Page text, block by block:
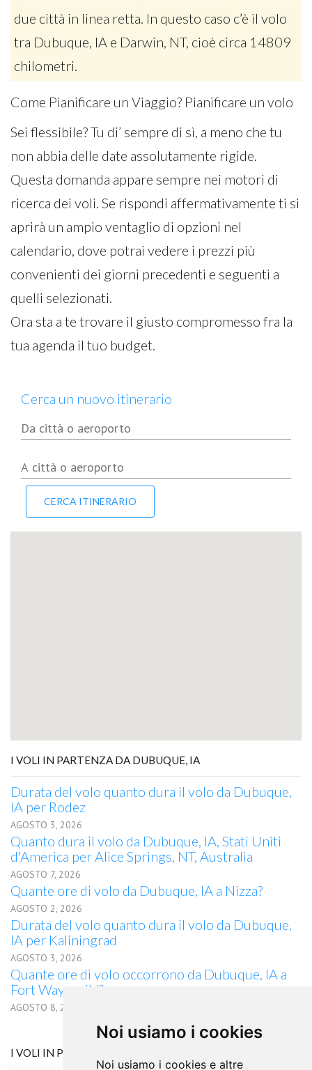
Noi usiamo i cookies
Noi usiamo i cookies e altre
due città in linea retta. In questo caso c’è il volo
tra Dubuque, IA e Darwin, NT, cioè circa 14809
chilometri.
Come Pianificare un Viaggio? Pianificare un volo
Sei flessibile? Tu di’ sempre di sì, a meno che tu
non abbia delle date assolutamente rigide.
Questa domanda appare sempre nei motori di
ricerca dei voli. Se rispondi affermativamente ti si
aprirà un ampio ventaglio di opzioni nel
calendario, dove potrai vedere i prezzi più
convenienti dei giorni precedenti e seguenti a
quelli selezionati.
Ora sta a te trovare il giusto compromesso fra la
tua agenda il tuo budget.
Cerca un nuovo itinerario
I VOLI IN PARTENZA DA DUBUQUE, IA
Durata del volo quanto dura il volo da Dubuque,
IA per Rodez
AGOSTO 3, 2026
Quanto dura il volo da Dubuque, IA, Stati Uniti
d'America per Alice Springs, NT, Australia
AGOSTO 7, 2026
Quante ore di volo da Dubuque, IA a Nizza?
AGOSTO 2, 2026
Durata del volo quanto dura il volo da Dubuque,
IA per Kaliningrad
AGOSTO 3, 2026
Quante ore di volo occorrono da Dubuque, IA a
Fort Wayne, IN?
AGOSTO 8, 2026
I VOLI IN PARTENZA DA DARWIN, NT